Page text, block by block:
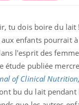
tu dois boire du lait
enfants pourrait
l'esprit des
étude publiée
of Clinical Nutrition,
bu du lait pendant